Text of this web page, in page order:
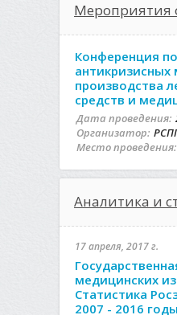
Мероприятия
Конференция
производства
средств и
Дата проведения:
Организатор:
Место проведения:
Аналитика и
17 апреля, 2017 г.
медицинских
Статистика
2007 - 2016 годы